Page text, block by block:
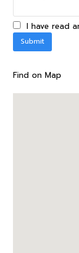
I have read
Find on Map